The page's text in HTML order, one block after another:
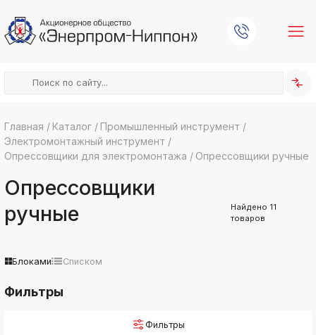
k
ksldkfjsdlfkjsls;ldfkgjsdl;kfkфыва
ksldkfjsdlfkjsls;ldfkgjsdl;kfkфыва
ksldkfjsdlfkjsls;ldfkgjsdl;kfkфыва
k
Главная / Каталог / Промышленный инструмент /
Электромонтажный инструмент /
Опрессовщики для электромонтажа / Опрессовщики ручные
Опрессовщики
ручные
Найдено 11
товаров
Блоками Списком
Фильтры
Фильтры